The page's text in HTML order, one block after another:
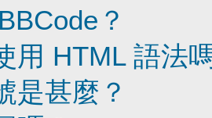
？
用 HTML 語法
是甚麼？